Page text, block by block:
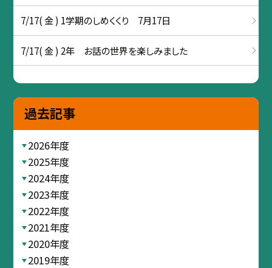
7/17( 金 ) 1学期のしめくくり 7月17日
7/17( 金 ) 2年 お話の世界を楽しみました
過去記事
2026年度
2025年度
2024年度
2023年度
2022年度
2021年度
2020年度
2019年度